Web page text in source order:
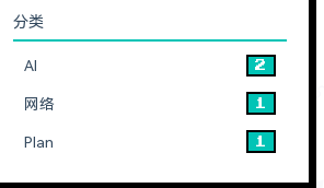
分类
AI 2
网络 1
Plan 1